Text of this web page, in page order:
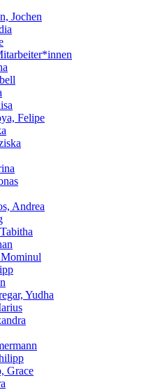
Jochen
Felipe
Andrea
Yudha
Grace